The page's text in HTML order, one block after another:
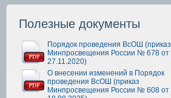
Полезные документы
Порядок проведения ВсОШ (приказ
Минпросвещения России № 678 от
27.11.2020)
О внесении изменений в Порядок
проведения ВсОШ (приказ
Минпросвещения России № 608 от